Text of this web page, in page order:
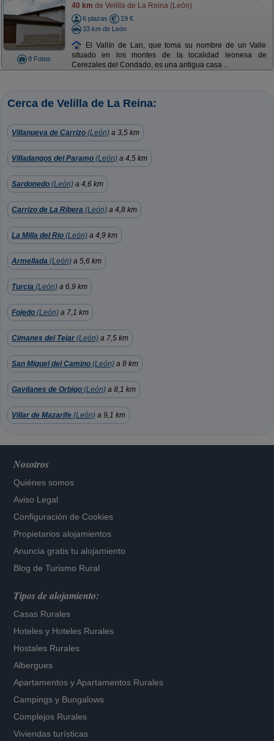
8 Fotos
40 km de Velilla de La Reina (León)
6 plazas
19 €
33 km de León
El Vallín de Lan, que toma su nombre de un Valle
situado en los montes de la localidad leonesa de
Cerezales del Condado, es una antigua casa ...
Cerca de Velilla de La Reina:
Villanueva de Carrizo (León) a 3,5 km
Villadangos del Paramo (León) a 4,5 km
Sardonedo (León) a 4,6 km
Carrizo de La Ribera (León) a 4,8 km
La Milla del Rio (León) a 4,9 km
Armellada (León) a 5,6 km
Turcia (León) a 6,9 km
Fojedo (León) a 7,1 km
Cimanes del Tejar (León) a 7,5 km
San Miguel del Camino (León) a 8 km
Gavilanes de Orbigo (León) a 8,1 km
Villar de Mazarife (León) a 9,1 km
Nosotros
Quiénes somos
Aviso Legal
Configuración de Cookies
Propietarios alojamientos
Anuncia gratis tu alojamiento
Blog de Turismo Rural
Tipos de alojamiento:
Casas Rurales
Hoteles y Hoteles Rurales
Hostales Rurales
Albergues
Apartamentos yApartamentos Rurales
Campings y Bungalows
Complejos Rurales
Viviendas turísticas